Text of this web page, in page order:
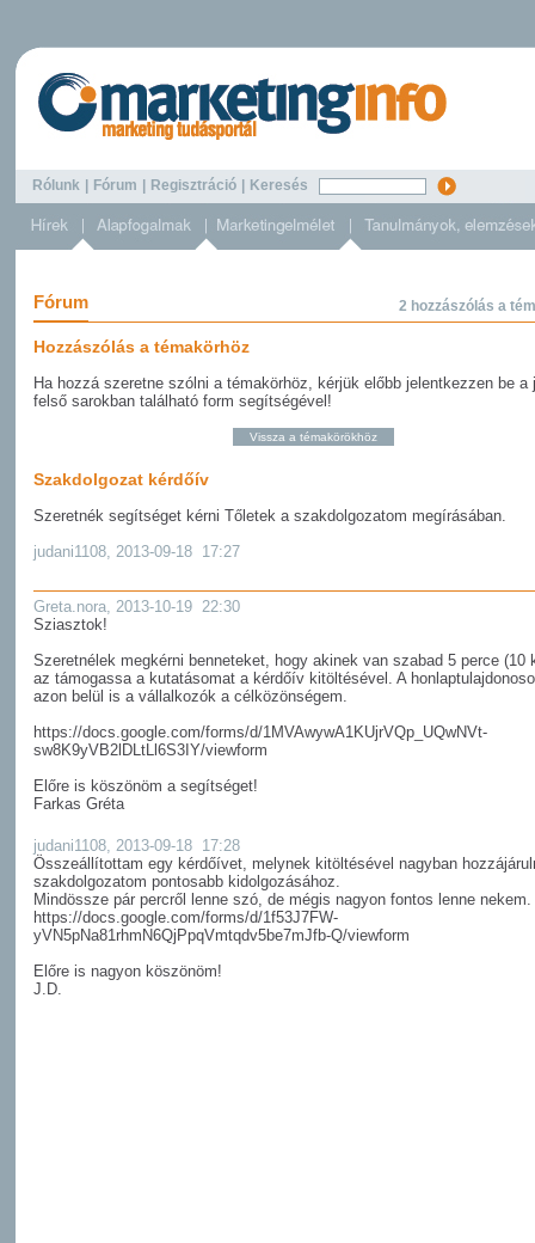
Rólunk Fórum Regisztráció Keresés
Fórum 2 hozzászólás a
Hozzászólás a témakörhöz
Ha hozzá szeretne szólni a témakörhöz, kérjük előbb jelentkezzen be a
felső sarokban található form segítségével!
Szakdolgozat kérdőív
Szeretnék segítséget kérni Tőletek a szakdolgozatom megírásában.
judani1108, 2013-09-18 17:27
Greta.nora, 2013-10-19 22:30
Sziasztok!
Szeretnélek megkérni benneteket, hogy akinek van szabad 5 perce (10
az támogassa a kutatásomat a kérdőív kitöltésével. A
azon belül is a vállalkozók a célközönségem.
https://docs.google.com/forms/d/1MVAwywA1KUjrVQp_UQwNVt-
sw8K9yVB2lDLtLl6S3IY/viewform
Előre is köszönöm a segítséget!
Farkas Gréta
judani1108, 2013-09-18 17:28
Összeállítottam egy kérdőívet, melynek kitöltésével nagyban
szakdolgozatom pontosabb kidolgozásához.
Mindössze pár percről lenne szó, de mégis nagyon fontos lenne nekem.
https://docs.google.com/forms/d/1f53J7FW-
yVN5pNa81rhmN6QjPpqVmtqdv5be7mJfb-Q/viewform
Előre is nagyon köszönöm!
J.D.